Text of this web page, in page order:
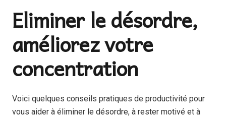
Eliminer le désordre,
améliorez votre
concentration
Voici quelques conseils pratiques de productivité pour
vous aider à éliminer le désordre, à rester motivé et à